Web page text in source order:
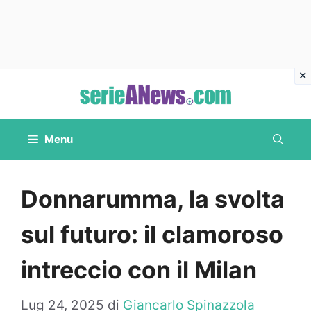
contenuto
Menu
Donnarumma, la svolta
sul futuro: il clamoroso
intreccio con il Milan
Lug 24, 2025 di Giancarlo Spinazzola